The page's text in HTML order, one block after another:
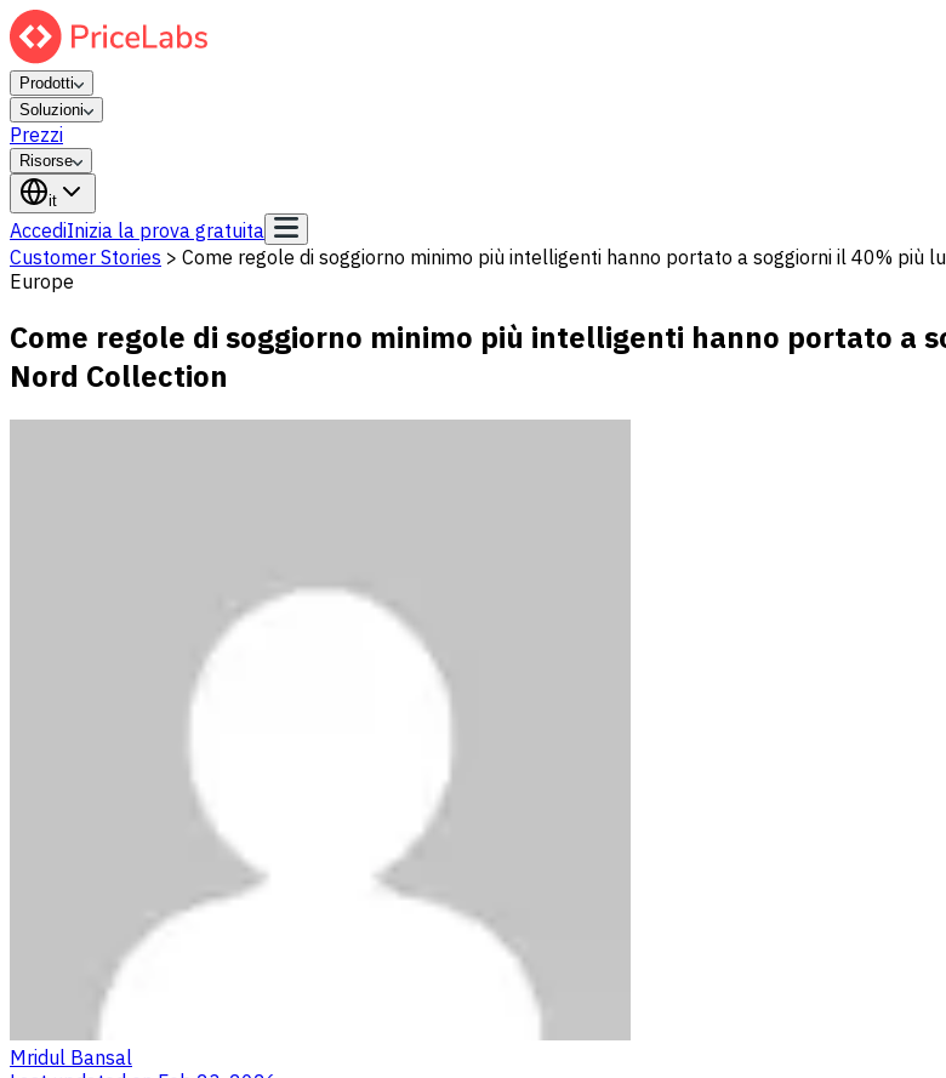
Prodotti
Soluzioni
Prezzi
Risorse
it
AccediInizia la prova gratuita
Customer Stories > Come regole di soggiorno minimo più intelligenti hanno portato a soggiorni il 40% più
Europe
Come regole di soggiorno minimo più intelligenti hanno portato a
Nord Collection
Mridul Bansal